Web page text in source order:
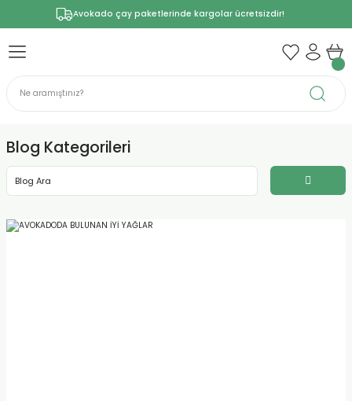
Avokado çay paketlerinde kargolar ücretsizdir!
Blog Kategorileri